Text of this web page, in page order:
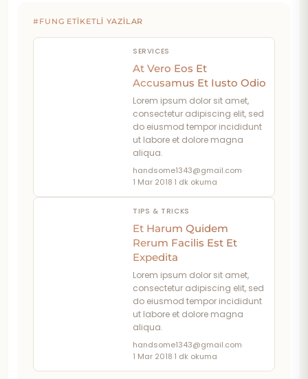
#FUNG ETIKETLI YAZILAR
SERVICES
At Vero Eos Et
Accusamus Et Iusto Odio
Lorem ipsum dolor sit amet,
consectetur adipiscing elit, sed
do eiusmod tempor incididunt
ut labore et dolore magna
aliqua.
handsome1343@gmail.com·
1 Mar 2018·1 dk okuma
TIPS & TRICKS
Et Harum Quidem
Rerum Facilis Est Et
Expedita
Lorem ipsum dolor sit amet,
consectetur adipiscing elit, sed
do eiusmod tempor incididunt
ut labore et dolore magna
aliqua.
handsome1343@gmail.com·
1 Mar 2018·1 dk okuma